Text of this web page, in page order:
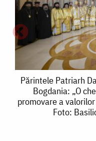
Părintele
Patriarh
Părintele Patriarh
Bogdania: „O
promovare a
Foto: